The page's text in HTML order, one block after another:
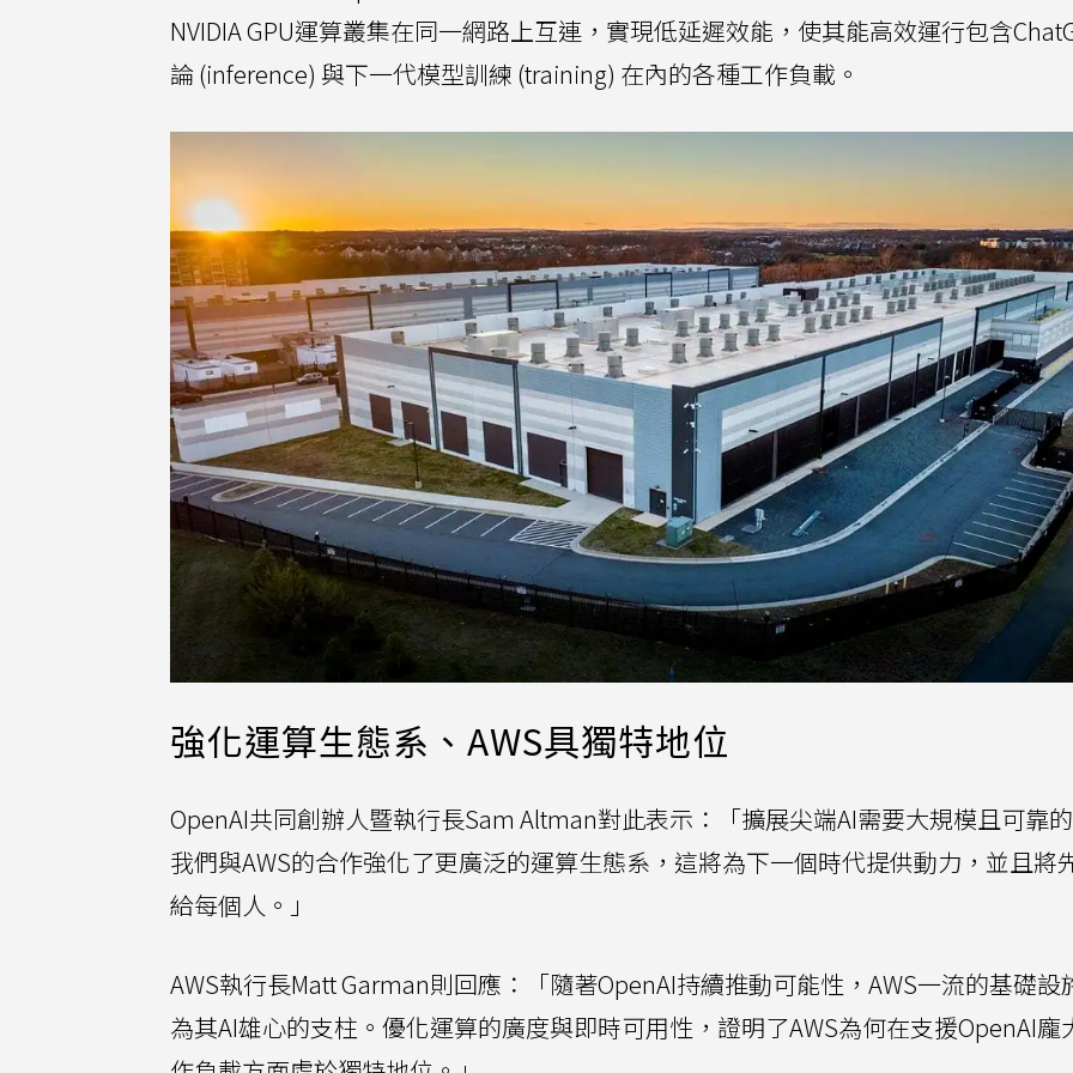
NVIDIA GPU運算叢集在同一網路上互連，實現低延遲效能，使其能高效運行包含
論 (inference) 與下一代模型訓練 (training) 在內的各種工作負載。
強化運算生態系、AWS具獨特地位
OpenAI共同創辦人暨執行長Sam Altman對此表示：「擴展尖端AI需要大規模且可靠
我們與AWS的合作強化了更廣泛的運算生態系，這將為下一個時代提供動力，並且將
給每個人。」
AWS執行長Matt Garman則回應：「隨著OpenAI持續推動可能性，AWS一流的基礎設
為其AI雄心的支柱。優化運算的廣度與即時可用性，證明了AWS為何在支援OpenAI龐